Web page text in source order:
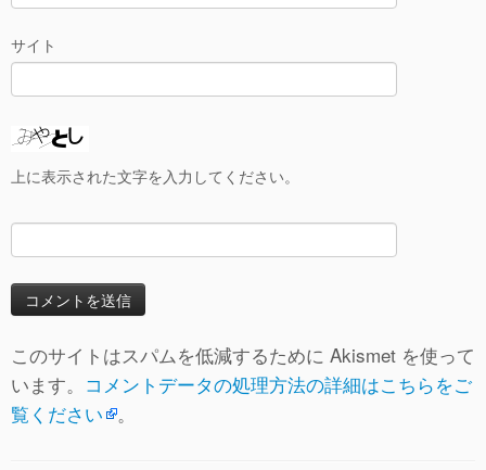
サイト
上に表示された文字を入力してください。
このサイトはスパムを低減するために Akismet を使って
います。 コメントデータの処理方法の詳細はこちらをご
覧ください
。